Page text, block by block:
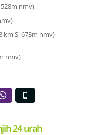
528m nmv)
km S, 673m nmv)
nmv)
24 urah